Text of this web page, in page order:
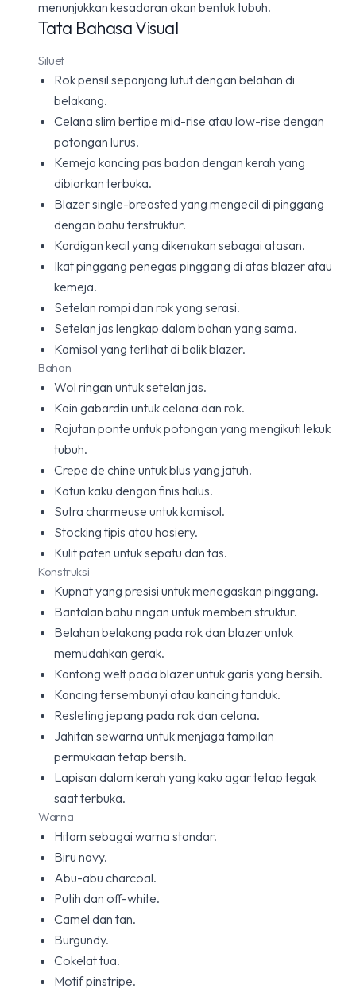
menunjukkan kesadaran akan bentuk tubuh.
Tata Bahasa Visual
Siluet
Rok pensil sepanjang lutut dengan belahan di
belakang.
Celana slim bertipe mid-rise atau low-rise dengan
potongan lurus.
Kemeja kancing pas badan dengan kerah yang
dibiarkan terbuka.
Blazer single-breasted yang mengecil di pinggang
dengan bahu terstruktur.
Kardigan kecil yang dikenakan sebagai atasan.
Ikat pinggang penegas pinggang di atas blazer atau
kemeja.
Setelan rompi dan rok yang serasi.
Setelan jas lengkap dalam bahan yang sama.
Kamisol yang terlihat di balik blazer.
Bahan
Wol ringan untuk setelan jas.
Kain gabardin untuk celana dan rok.
Rajutan ponte untuk potongan yang mengikuti lekuk
tubuh.
Crepe de chine untuk blus yang jatuh.
Katun kaku dengan finis halus.
Sutra charmeuse untuk kamisol.
Stocking tipis atau hosiery.
Kulit paten untuk sepatu dan tas.
Konstruksi
Kupnat yang presisi untuk menegaskan pinggang.
Bantalan bahu ringan untuk memberi struktur.
Belahan belakang pada rok dan blazer untuk
memudahkan gerak.
Kantong welt pada blazer untuk garis yang bersih.
Kancing tersembunyi atau kancing tanduk.
Resleting jepang pada rok dan celana.
Jahitan sewarna untuk menjaga tampilan
permukaan tetap bersih.
Lapisan dalam kerah yang kaku agar tetap tegak
saat terbuka.
Warna
Hitam sebagai warna standar.
Biru navy.
Abu-abu charcoal.
Putih dan off-white.
Camel dan tan.
Burgundy.
Cokelat tua.
Motif pinstripe.